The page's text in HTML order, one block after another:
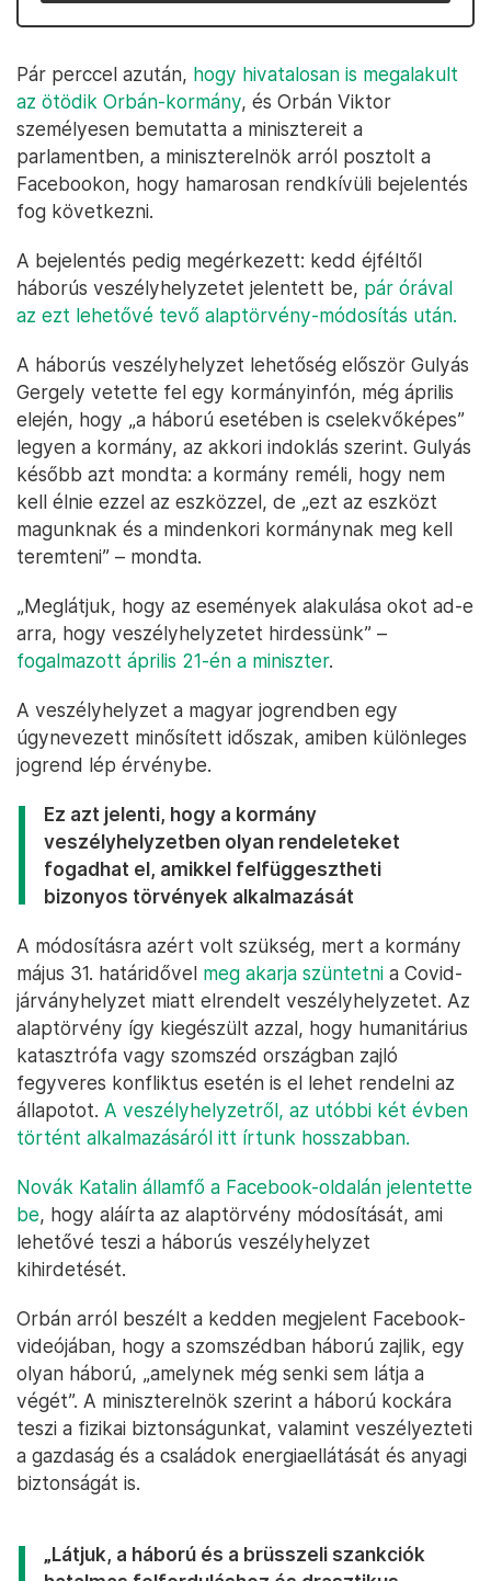
Pár perccel azután, hogy hivatalosan is megalakult
az ötödik Orbán-kormány, és Orbán Viktor
személyesen bemutatta a minisztereit a
parlamentben, a miniszterelnök arról posztolt a
Facebookon, hogy hamarosan rendkívüli bejelentés
fog következni.
A bejelentés pedig megérkezett: kedd éjféltől
háborús veszélyhelyzetet jelentett be, pár órával
az ezt lehetővé tevő alaptörvény-módosítás után.
A háborús veszélyhelyzet lehetőség először Gulyás
Gergely vetette fel egy kormányinfón, még április
elején, hogy „a háború esetében is cselekvőképes”
legyen a kormány, az akkori indoklás szerint. Gulyás
később azt mondta: a kormány reméli, hogy nem
kell élnie ezzel az eszközzel, de „ezt az eszközt
magunknak és a mindenkori kormánynak meg kell
teremteni” – mondta.
„Meglátjuk, hogy az események alakulása okot ad-e
arra, hogy veszélyhelyzetet hirdessünk” –
fogalmazott április 21-én a miniszter.
A veszélyhelyzet a magyar jogrendben egy
úgynevezett minősített időszak, amiben különleges
jogrend lép érvénybe.
Ez azt jelenti, hogy a kormány
veszélyhelyzetben olyan rendeleteket
fogadhat el, amikkel felfüggesztheti
bizonyos törvények alkalmazását
A módosításra azért volt szükség, mert a kormány
május 31. határidővel meg akarja szüntetni a Covid-
járványhelyzet miatt elrendelt veszélyhelyzetet. Az
alaptörvény így kiegészült azzal, hogy humanitárius
katasztrófa vagy szomszéd országban zajló
fegyveres konfliktus esetén is el lehet rendelni az
állapotot. A veszélyhelyzetről, az utóbbi két évben
történt alkalmazásáról itt írtunk hosszabban.
Novák Katalin államfő a Facebook-oldalán jelentette
be, hogy aláírta az alaptörvény módosítását, ami
lehetővé teszi a háborús veszélyhelyzet
kihirdetését.
Orbán arról beszélt a kedden megjelent Facebook-
videójában, hogy a szomszédban háború zajlik, egy
olyan háború, „amelynek még senki sem látja a
végét”. A miniszterelnök szerint a háború kockára
teszi a fizikai biztonságunkat, valamint veszélyezteti
a gazdaság és a családok energiaellátását és anyagi
biztonságát is.
„Látjuk, a háború és a brüsszeli szankciók